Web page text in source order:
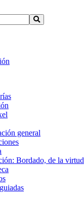
general
Bordado, de la virtud